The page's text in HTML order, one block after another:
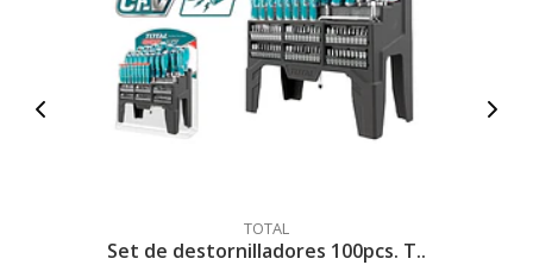
TOTAL
Set de destornilladores 100pcs. T..